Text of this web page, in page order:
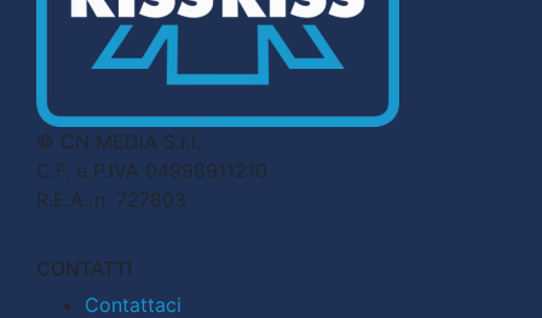
© CN MEDIA S.r.l.
C.F. e P.IVA 04998911210
R.E.A. n. 727803
CONTATTI
Contattaci